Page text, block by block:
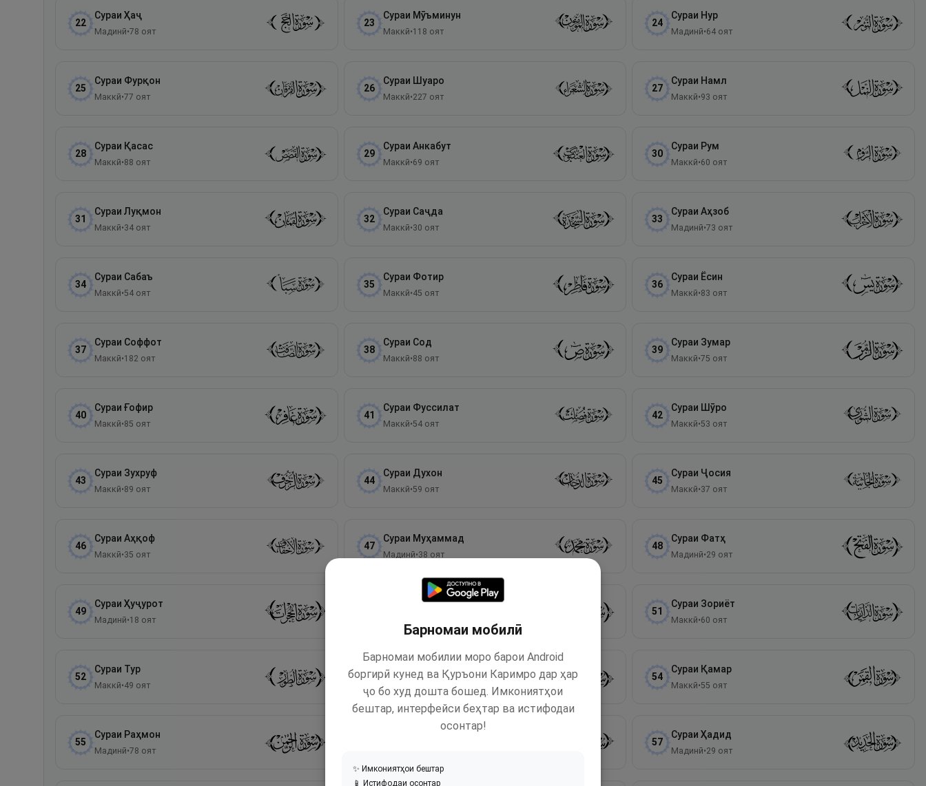
22
Сураи Ҳаҷ
Мадинӣ•78 оят
23
Сураи Мӯъминун
Маккӣ•118 оят
24
Сураи Нур
Мадинӣ•64 оят
25
Сураи Фурқон
Маккӣ•77 оят
26
Сураи Шуаро
Маккӣ•227 оят
27
Сураи Намл
Маккӣ•93 оят
28
Сураи Қасас
Маккӣ•88 оят
29
Сураи Анкабут
Маккӣ•69 оят
30
Сураи Рум
Маккӣ•60 оят
31
Сураи Луқмон
Маккӣ•34 оят
32
Сураи Саҷда
Маккӣ•30 оят
33
СураиАҳзоб
Мадинӣ•73 оят
34
Сураи Сабаъ
Маккӣ•54 оят
35
Сураи Фотир
Маккӣ•45 оят
36
Сураи Ёсин
Маккӣ•83 оят
37
Сураи Соффот
Маккӣ•182 оят
38
Сураи Сод
Маккӣ•88 оят
39
Сураи Зумар
Маккӣ•75 оят
40
Сураи Ғофир
Маккӣ•85 оят
41
Сураи Фуссилат
Маккӣ•54оят
42
Сураи Шӯро
Маккӣ•53 оят
43
Сураи Зухруф
Маккӣ•89 оят
44
Сураи Духон
Маккӣ•59 оят
45
Сураи Ҷосия
Маккӣ•37 оят
46
Сураи Аҳқоф
Маккӣ•35 оят
47
Сураи Муҳаммад
Мадинӣ•38 оят
48
Сураи Фатҳ
Мадинӣ•29 оят
49
Сураи Ҳуҷурот
Мадинӣ•18 оят
Қоф
51
Сураи Зориёт
Маккӣ•60 оят
52
Сураи Тур
Маккӣ•49 оят
53
Сураи
Маккӣ
54
Сураи Қамар
Маккӣ•55 оят
55
Сураи Раҳмон
Мадинӣ•78 оят
57
СураиҲадид
Мадинӣ•29 оят
Барномаи мобилӣ
Барномаи мобилии моро барои Android
боргирӣ кунед ва Қуръони Каримро дар ҳар
ҷо бо худ дошта бошед. Имкониятҳои
бештар, интерфейси беҳтар ва истифодаи
осонтар!
✨ Имкониятҳои бештар
📱 Истифодаи осонтар